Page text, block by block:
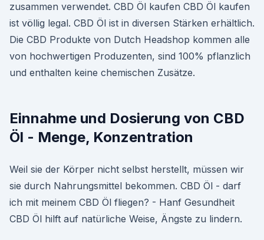
zusammen verwendet. CBD Öl kaufen CBD Öl kaufen
ist völlig legal. CBD Öl ist in diversen Stärken erhältlich.
Die CBD Produkte von Dutch Headshop kommen alle
von hochwertigen Produzenten, sind 100% pflanzlich
und enthalten keine chemischen Zusätze.
Einnahme und Dosierung von CBD
Öl - Menge, Konzentration
Weil sie der Körper nicht selbst herstellt, müssen wir
sie durch Nahrungsmittel bekommen. CBD Öl - darf
ich mit meinem CBD Öl fliegen? - Hanf Gesundheit
CBD Öl hilft auf natürliche Weise, Ängste zu lindern.